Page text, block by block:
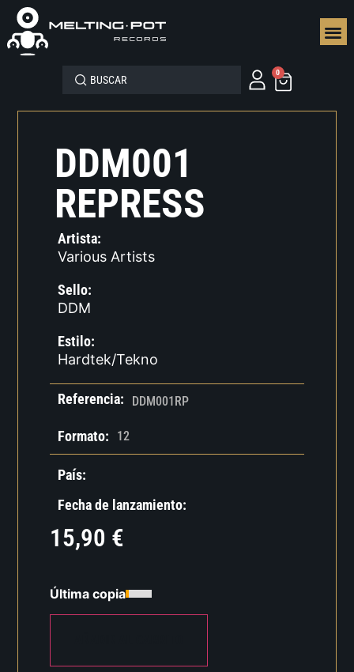
0
DDM001
REPRESS
Artista:
Various Artists
Sello:
DDM
Estilo:
Hardtek/Tekno
Referencia: DDM001RP
Formato: 12
País:
Fecha de lanzamiento:
15,90 €
Última copia